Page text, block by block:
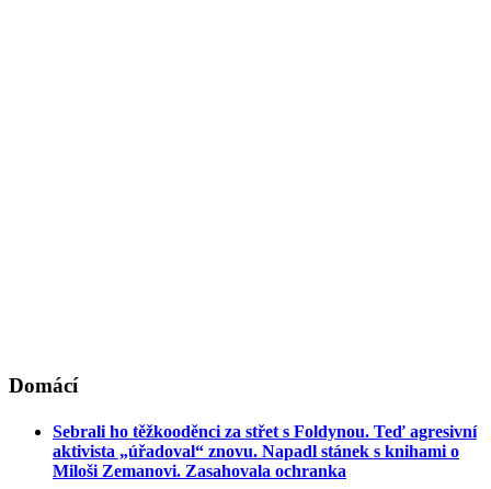
Domácí
Sebrali ho těžkooděnci za střet s Foldynou. Teď agresivní
aktivista „úřadoval“ znovu. Napadl stánek s knihami o
Miloši Zemanovi. Zasahovala ochranka